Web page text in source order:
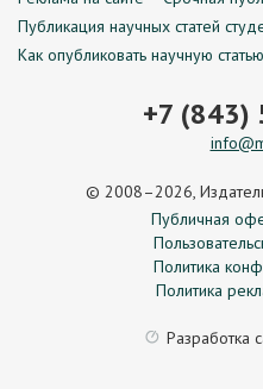
Публикация научных статей
Как опубликовать научную
+7 (843)
© 2008–2026,
Публичная
Политика
Политика
Разработка